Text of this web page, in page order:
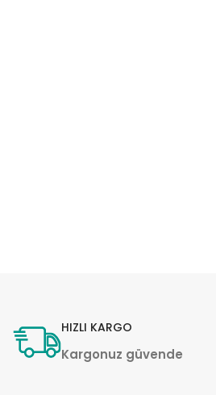
HIZLI KARGO
Kargonuz güvende